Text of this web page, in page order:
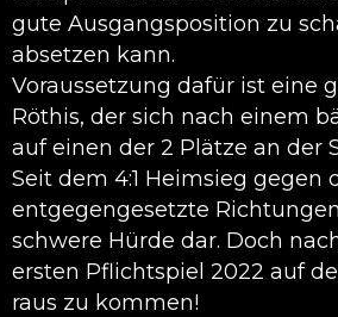
gute Ausgangsposition zu
absetzen kann.
Voraussetzung dafür ist eine
Röthis, der sich nach einem
auf einen der 2 Plätze an der
Seit dem 4:1 Heimsieg
entgegengesetzte
schwere Hürde dar. Doch
ersten Pflichtspiel 2022 auf
raus zu kommen!